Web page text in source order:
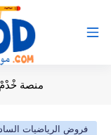
منصة
فروض الرياضيات